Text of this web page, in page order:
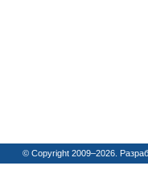
© Copyright 2009–2026.